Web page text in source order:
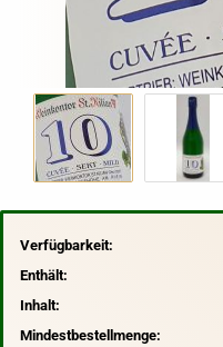
Verfügbarkeit:
Enthält:
Inhalt:
Mindestbestellmenge: